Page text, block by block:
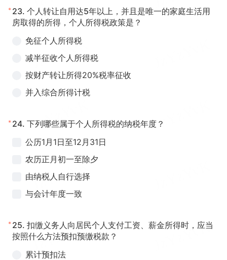
* 23. 个人转让自用达5年以上，并且是唯一的家庭生活用
房取得的所得，个人所得税政策是？
免征个人所得税
减半征收个人所得税
按财产转让所得20%税率征收
并入综合所得计税
* 24. 下列哪些属于个人所得税的纳税年度？
公历1月1日至12月31日
农历正月初一至除夕
由纳税人自行选择
与会计年度一致
* 25. 扣缴义务人向居民个人支付工资、薪金所得时，应当
按照什么方法预扣预缴税款？
累计预扣法